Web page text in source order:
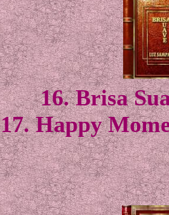
16. Brisa
17. Happy